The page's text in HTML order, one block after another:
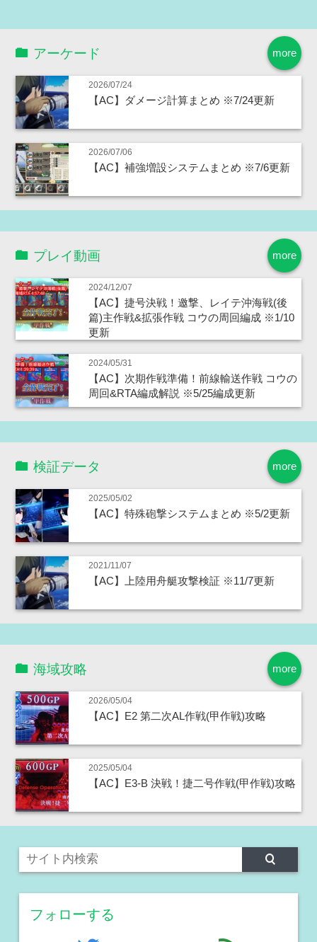
more
アーケード
2026/07/24
【AC】ダメージ計算まとめ ※7/24更新
2026/07/06
【AC】補強増設システムまとめ ※7/6更新
more
プレイ動画
2024/12/07
【AC】捷号決戦！邀撃、レイテ沖海戦(後
篇)主作戦&拡張作戦 コウの周回編成 ※1/10
更新
2024/05/31
【AC】次期作戦準備！前線輸送作戦 コウの
周回&RTA編成解説 ※5/25編成更新
more
検証データ
2025/05/02
【AC】特殊砲撃システムまとめ ※5/2更新
2021/11/07
【AC】上陸用舟艇攻撃検証 ※11/7更新
more
海域攻略
2026/05/04
【AC】E2 第二次AL作戦(甲作戦)攻略
2025/05/04
【AC】E3-B 決戦！捷二号作戦(甲作戦)攻略
フォローする